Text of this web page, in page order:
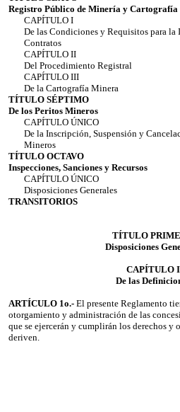
Registro Público de Minería y
CAPÍTULO I
De las Condiciones y Requisitos para la
Contratos
CAPÍTULO II
Del Procedimiento Registral
CAPÍTULO III
De la Cartografía Minera
TÍTULO SÉPTIMO
De los Peritos Mineros
CAPÍTULO ÚNICO
De la Inscripción, Suspensión y
Mineros
TÍTULO OCTAVO
Inspecciones, Sanciones y Recursos
CAPÍTULO ÚNICO
Disposiciones Generales
TRANSITORIOS
TÍTULO
Disposiciones
CAPÍTULO I
De las
ARTÍCULO 1o.-El presente Reglamento
otorgamiento y administración de las
que se ejercerán y cumplirán los derechos y
deriven.